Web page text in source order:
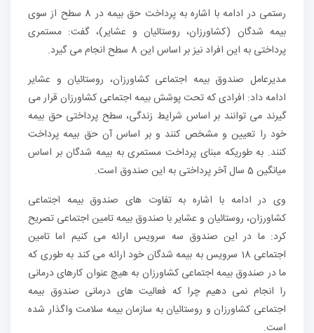
رستمی در ادامه با اشاره به پرداخت حق بیمه در 8 سطح از سوی
بیمه شدگان (کشاورزان، روستائیان و عشایر)، گفت: مستمری
پرداختی به این افراد نیز بر اساس این 8 سطح انجام می گیرد.
مدیرعامل صندوق بیمه اجتماعی کشاورزان، روستائیان و عشایر
ادامه داد: افرادی که تحت پوشش بیمه اجتماعی کشاورزان قرار می
گیرند می توانند بر اساس شرایط زندگی، سطح پرداختی حق بیمه
خود را تعیین و مشخص کنند و بر اساس آن حق بیمه پرداخت
کنند. به طوریکه مبنای پرداخت مستمری به بیمه شدگان بر اساس
میانگین 5 سال آخر پرداختی به این صندوق است.
وی در ادامه با اشاره به تفاوت های صندوق بیمه اجتماعی
کشاورزان، روستائیان و عشایر با صندوق بیمه تامین اجتماعی تصریح
کرد: ما در این صندوق سه سرویس ارائه می کنیم اما تامین
اجتماعی 18 سرویس به بیمه شدگان خود ارائه می کند به طوری که
ما در صندوق بیمه اجتماعی کشاورزان به هیچ عنوان کارهای درمانی
را انجام نمی دهیم چرا که فعالیت های درمانی صندوق بیمه
اجتماعی کشاورزان و روستائیان به سازمان بیمه سلامت واگذار شده
است.